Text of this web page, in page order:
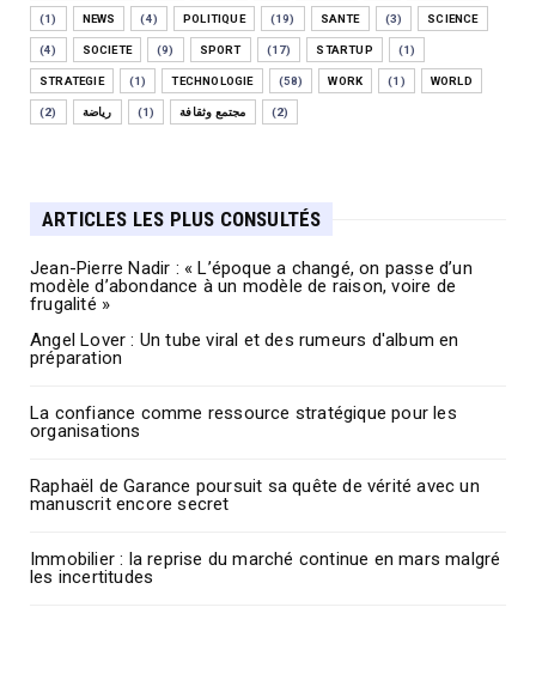
(1) NEWS (4) POLITIQUE (19) SANTE (3) SCIENCE
(4) SOCIETE (9) SPORT (17) STARTUP (1)
STRATEGIE (1) TECHNOLOGIE (58) WORK (1) WORLD
(2) رياضة (1) مجتمع وثقافة (2)
ARTICLES LES PLUS CONSULTÉS
Jean-Pierre Nadir : « L’époque a changé, on passe d’un
modèle d’abondance à un modèle de raison, voire de
frugalité »
Angel Lover : Un tube viral et des rumeurs d'album en
préparation
La confiance comme ressource stratégique pour les
organisations
Raphaël de Garance poursuit sa quête de vérité avec un
manuscrit encore secret
Immobilier : la reprise du marché continue en mars malgré
les incertitudes